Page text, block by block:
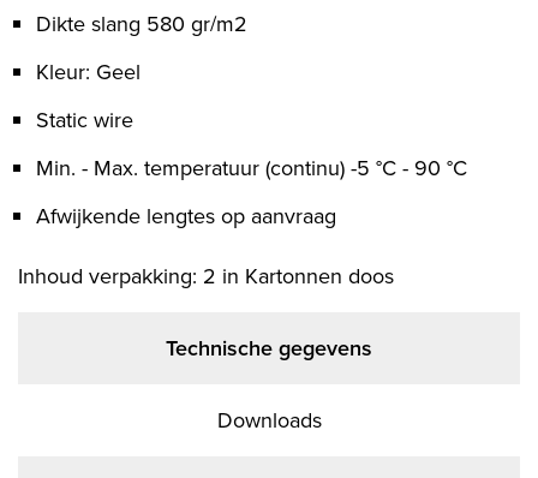
Dikte slang 580 gr/m2
Kleur: Geel
Static wire
Min. - Max. temperatuur (continu) -5 °C - 90 °C
Afwijkende lengtes op aanvraag
Inhoud verpakking: 2 in Kartonnen doos
Technische gegevens
Downloads